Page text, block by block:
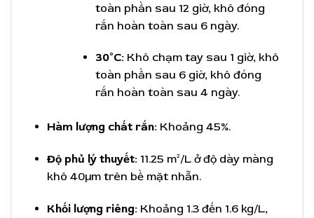
toàn phần sau 12 giờ, khô đóng
rắn hoàn toàn sau 6 ngày.
30°C: Khô chạm tay sau 1 giờ, khô
toàn phần sau 6 giờ, khô đóng
rắn hoàn toàn sau 4 ngày.
Hàm lượng chất rắn: Khoảng 45%.
Độ phủ lý thuyết: 11.25 m²/L ở độ dày màng
khô 40µm trên bề mặt nhẵn.
Khối lượng riêng: Khoảng 1.3 đến 1.6 kg/L,